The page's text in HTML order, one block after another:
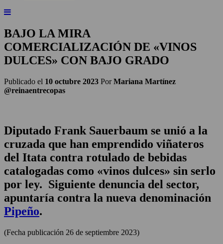
BAJO LA MIRA
COMERCIALIZACIÓN DE «VINOS
DULCES» CON BAJO GRADO
Publicado el 10 octubre 2023 PorMariana Martínez
@reinaentrecopas
Diputado Frank Sauerbaum se unió a la
cruzada que han emprendido viñateros
del Itata contra rotulado de bebidas
catalogadas como «vinos dulces» sin serlo
por ley. Siguiente denuncia del sector,
apuntaría contra la nueva denominación
Pipeño.
(Fecha publicación 26 de septiembre 2023)